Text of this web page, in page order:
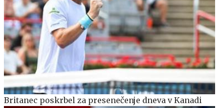
Britanec poskrbel za presenečenje dneva v Kanadi